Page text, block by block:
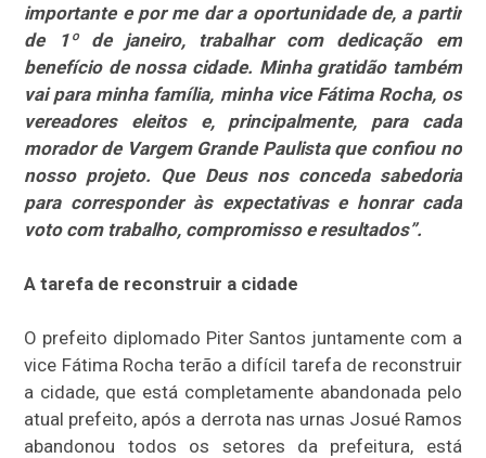
importante e por me dar a oportunidade de, a partir
de 1º de janeiro, trabalhar com dedicação em
benefício de nossa cidade. Minha gratidão também
vai para minha família, minha vice Fátima Rocha, os
vereadores eleitos e, principalmente, para cada
morador de Vargem Grande Paulista que confiou no
nosso projeto. Que Deus nos conceda sabedoria
para corresponder às expectativas e honrar cada
voto com trabalho, compromisso e resultados”.
A tarefa de reconstruir a cidade
O prefeito diplomado Piter Santos juntamente com a
vice Fátima Rocha terão a difícil tarefa de reconstruir
a cidade, que está completamente abandonada pelo
atual prefeito, após a derrota nas urnas Josué Ramos
abandonou todos os setores da prefeitura, está